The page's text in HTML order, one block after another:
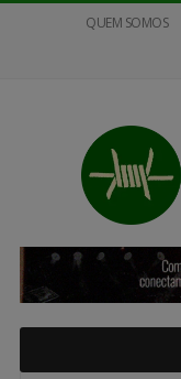
QUEM SOMOS
De
Olho
nos